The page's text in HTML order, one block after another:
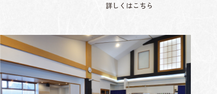
詳しくはこちら